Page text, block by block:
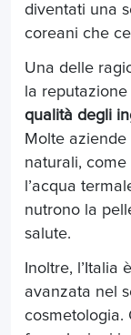
diventati una
coreani che
Una delle
la
qualità degli
Molte
naturali, come
l’acqua
nutrono la
salute.
Inoltre, l’Italia
avanzata nel
cosmetologia.